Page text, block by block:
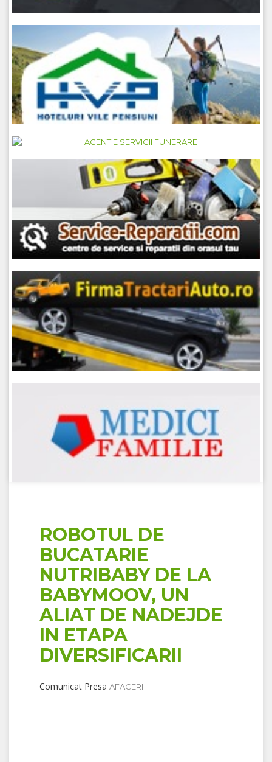
ROBOTUL DE
BUCATARIE
NUTRIBABY DE LA
BABYMOOV, UN
ALIAT DE NADEJDE
IN ETAPA
DIVERSIFICARII
Comunicat Presa AFACERI